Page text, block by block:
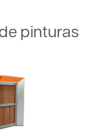
pinturas